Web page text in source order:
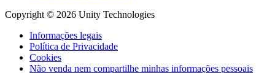
Copyright © 2026 Unity Technologies
Informações legais
Política de Privacidade
Cookies
Não venda nem compartilhe minhas informações pessoais